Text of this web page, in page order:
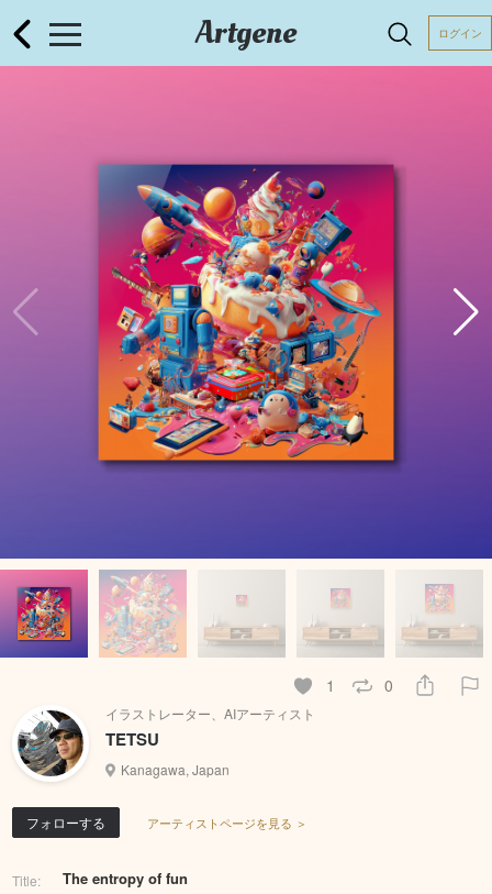
Artgene ログイン
1 0
イラストレーター、AIアーティスト
TETSU
Kanagawa, Japan
フォローする アーティストページを見る ＞
Title: The entropy of fun